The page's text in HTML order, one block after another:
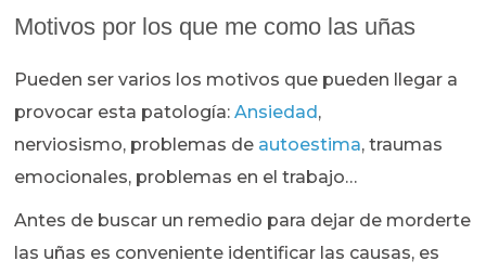
Motivos por los que me como las uñas
Pueden ser varios los motivos que pueden llegar a
provocar esta patología:Ansiedad ,
nerviosismo, problemas de autoestima, traumas
emocionales, problemas en el trabajo…
Antes de buscar un remedio para dejar de morderte
las uñas es conveniente identificar las causas, es